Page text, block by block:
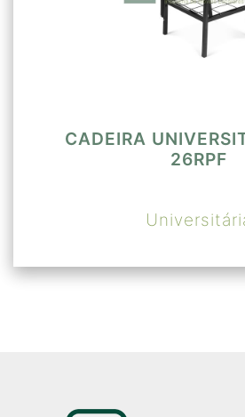
CADEIRA
26RPF